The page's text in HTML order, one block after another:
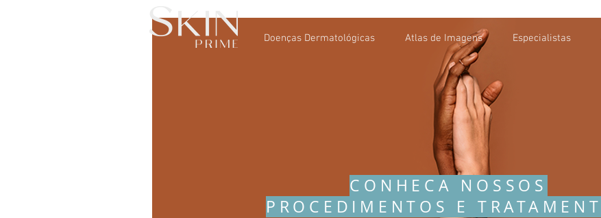
Doenças Dermatológicas Atlas de Imagens Especialistas
CONHECA NOSSOS
PROCEDIMENTOS E